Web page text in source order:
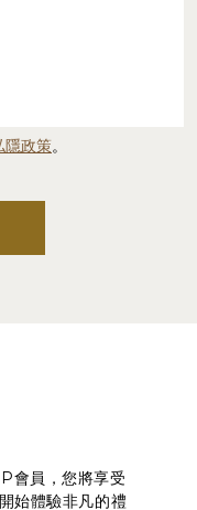
隱政策。
會員，您將享受
始體驗非凡的禮